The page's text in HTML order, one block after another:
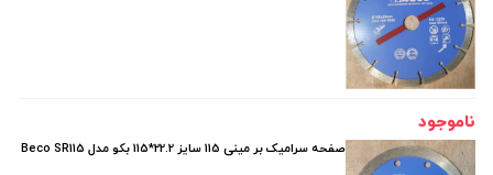
ناموجود
صفحه سرامیک بر مینی 115 سایز 22.2*115 بکو مدل Beco SR115